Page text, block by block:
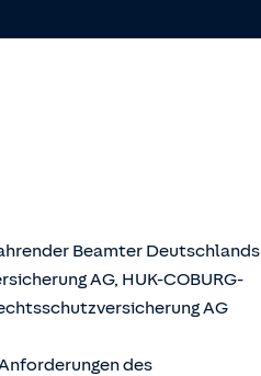
Beamter Deutschlands
AG, HUK-COBURG-
AG
des